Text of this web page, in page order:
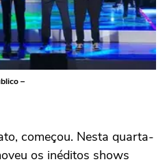
–
começou. Nesta quarta-
os inéditos shows